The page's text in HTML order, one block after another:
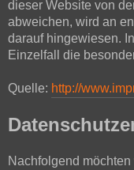
dieser Website von
abweichen, wird an
darauf hingewiesen.
Einzelfall die
Quelle: http://
Nachfolgend